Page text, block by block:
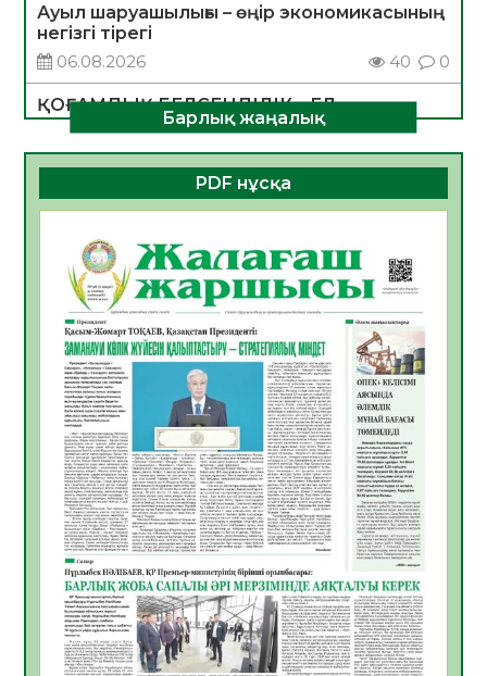
Ауыл шаруашылығы – өңір экономикасының
негізгі тірегі
06.08.2026
40 0
ҚОҒАМДЫҚ БЕЛСЕНДІЛІК – ЕЛ
ДАМУЫНЫҢ НЕГІЗІ
06.08.2026
37 0
ҚҰРЫЛТАЙ САЙЛАУЫ – БОЛАШАҚҚА
БАСТАР ЖАУАПТЫ ТАҢДАУ
06.08.2026
Инфекциялық ауруларға қарсы иммундау
жұмыстарының тиімділігі
06.08.2026
41
Көкжөтел ауруы туралы
06.08.2026
37
АПВ вакцинасы туралы мәлімет
06.08.2026
37
Open Air: Қызылорда облысы полиция
департаменті 20 мыңнан астам
көрерменнің қауіпсіздігін қамтамасыз етті
06.08.2026
49
ҚЫЗЫЛОРДАДА «САНАЛЫ ҰРПАҚ –
ЖАРҚЫН БОЛАШАҚ» АТТЫ КЕҢЕЙТІЛГЕН
Барлық жаңалық
PDF нұсқа